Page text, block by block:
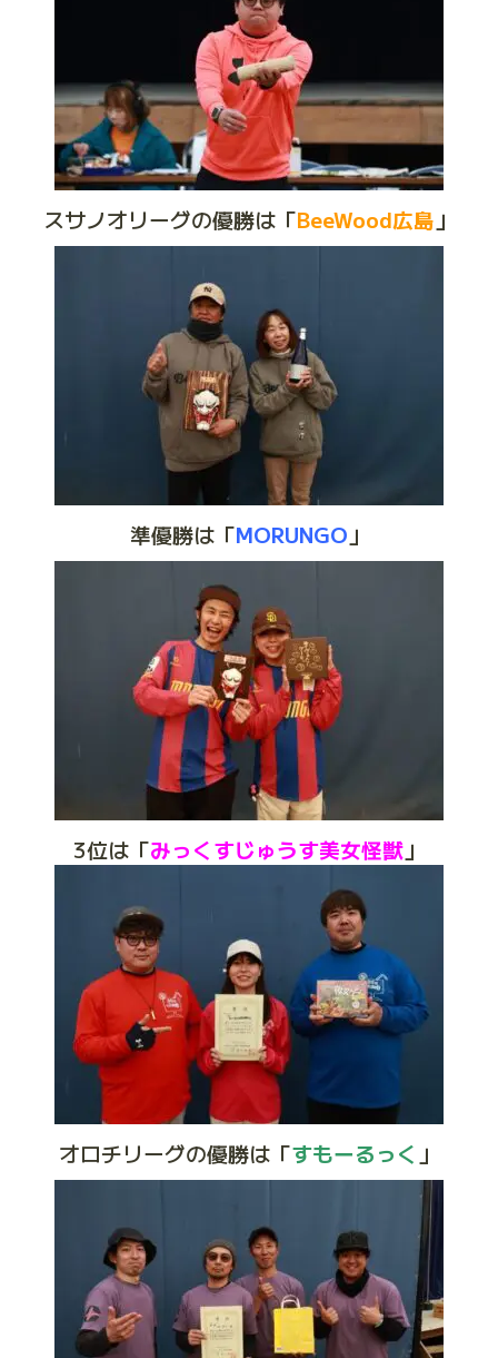
スサノオリーグの優勝は「BeeWood広島 」
準優勝は「MORUNGO 」
3位は「みっくすじゅうす美女怪獣 」
オロチリーグの優勝は「すもーるっく 」